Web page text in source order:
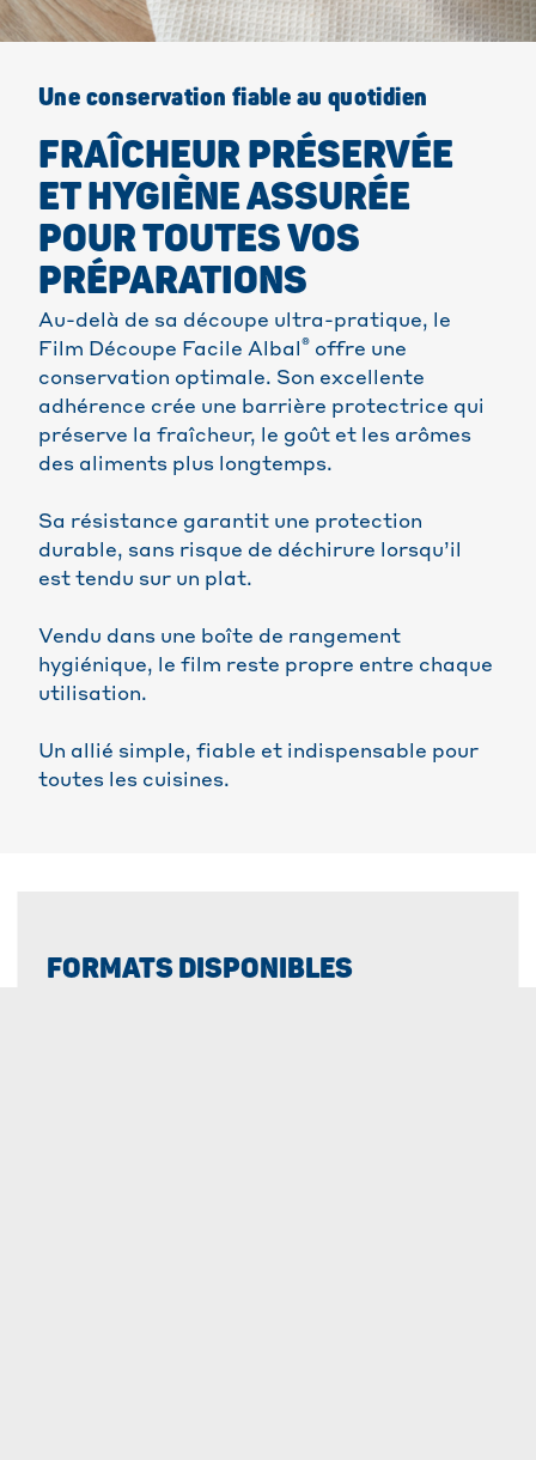
Une conservation fiable au quotidien
FRAÎCHEUR PRÉSERVÉE
ET HYGIÈNE ASSURÉE
POUR TOUTES VOS
PRÉPARATIONS
Au-delà de sa découpe ultra-pratique, le
Film Découpe Facile Albal ® offre une
conservation optimale. Son excellente
adhérence crée une barrière protectrice qui
préserve la fraîcheur, le goût et les arômes
des aliments plus longtemps.
Sa résistance garantit une protection
durable, sans risque de déchirure lorsqu’il
est tendu sur un plat.
Vendu dans une boîte de rangement
hygiénique, le film reste propre entre chaque
utilisation.
Un allié simple, fiable et indispensable pour
toutes les cuisines.
FORMATS DISPONIBLES